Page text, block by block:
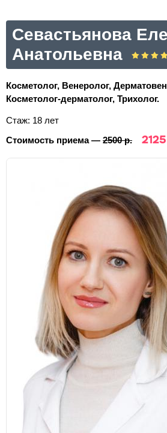
Севастьянова
Анатольевна
Косметолог, Венеролог,
Косметолог-дерматолог, Трихолог.
Стаж: 18 лет
Стоимость приема — 2500 р.